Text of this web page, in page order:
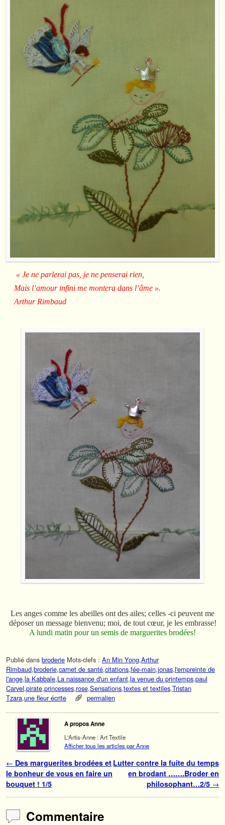
« Je ne parlerai pas, je ne penserai rien,
Mais l’amour infini me montera dans l’âme ».
Arthur Rimbaud
Les anges comme les abeilles ont des ailes; celles -ci peuvent me
déposer un message bienvenu; moi, de tout cœur, je les embrasse!
A lundi matin pour un semis de marguerites brodées!
Publié dans broderie Mots-clefs : An Min Yong,Arthur
Rimbaud,broderie,carnet de santé,citations,fée-main,jonas,l'empreinte de
l'ange,la Kabbale,La naissance d'un enfant,la venue du printemps,paul
Carvel,pirate,princesses,rose,Sensations,textes et textiles,Tristan
Tzara,une fleur écrite permalien
A propos Anne
L'Artis-Anne : Art Textile
Afficher tous les articles par Anne
Navigation des articles
← Des marguerites brodées et
le bonheur de vous en faire un
bouquet ! 1/5
Lutter contre la fuite du temps
en brodant …….Broder en
philosophant…2/5 →
Commentaire